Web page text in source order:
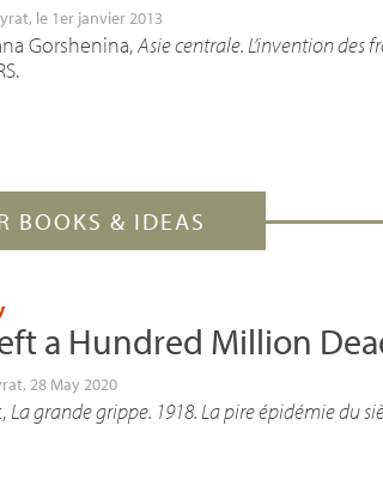
, le 1er janvier 2013
Gorshenina,Asie centrale. L’invention des
.
BOOKS & IDEAS
a Hundred Million
, 28 May 2020
La grande grippe. 1918. La pire épidémie du